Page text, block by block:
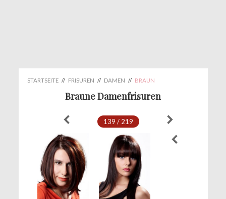
STARTSEITE // FRISUREN // DAMEN // BRAUN
Braune Damenfrisuren
139 / 219